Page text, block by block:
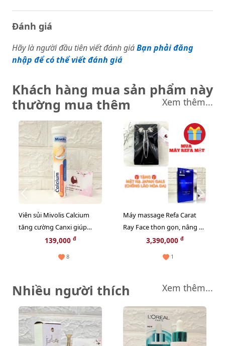
Đánh giá
Hãy là người đầu tiên viết đánh giáBạn phải đăng
nhập để có thể viết đánh giá
Khách hàng mua sản phẩm này
thường mua thêm
Xem thêm...
Viên sủi Mivolis Calcium
tăng cường Canxi giúp
xương chắc khỏe, hàng nội
139,000 đ
8
Máy massage Refa Carat
Ray Face thon gọn, nâng cơ
- Crystal Face (unbox),
3,390,000 đ
1
Nhiều người thích Xem thêm...